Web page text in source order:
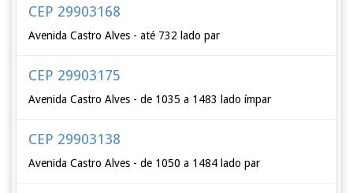
CEP 29903168
Avenida Castro Alves - até 732 lado par
CEP 29903175
Avenida Castro Alves - de 1035 a 1483 lado ímpar
CEP 29903138
Avenida Castro Alves - de 1050 a 1484 lado par